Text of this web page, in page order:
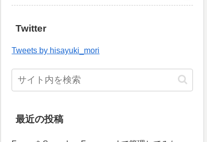
Twitter
Tweets by hisayuki_mori
最近の投稿